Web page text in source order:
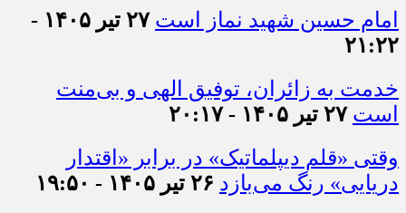
امام حسین شهید نماز است
۲۷ تیر ۱۴۰۵ -
۲۱:۲۲
خدمت به زائران، توفیق الهی و بی‌منت
است ۲۷ تیر ۱۴۰۵ - ۲۰:۱۷
وقتی «قلم دیپلماتیک» در برابر «اقتدار
دریایی» رنگ می‌بازد ۲۶ تیر ۱۴۰۵ - ۱۹:۵۰